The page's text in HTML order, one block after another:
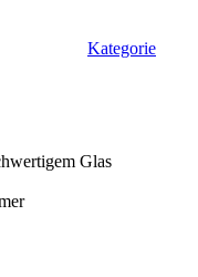
Kategorie
Glas